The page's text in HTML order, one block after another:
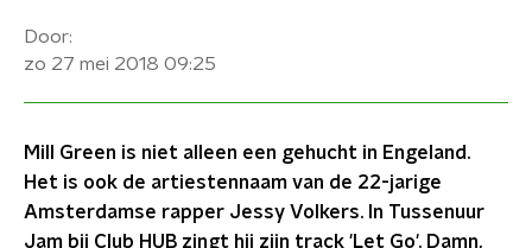
Door:
zo 27 mei 2018 09:25
Mill Green is niet alleen een gehucht in Engeland.
Het is ook de artiestennaam van de 22-jarige
Amsterdamse rapper Jessy Volkers. In Tussenuur
Jam bij Club HUB zingt hij zijn track 'Let Go'. Damn,